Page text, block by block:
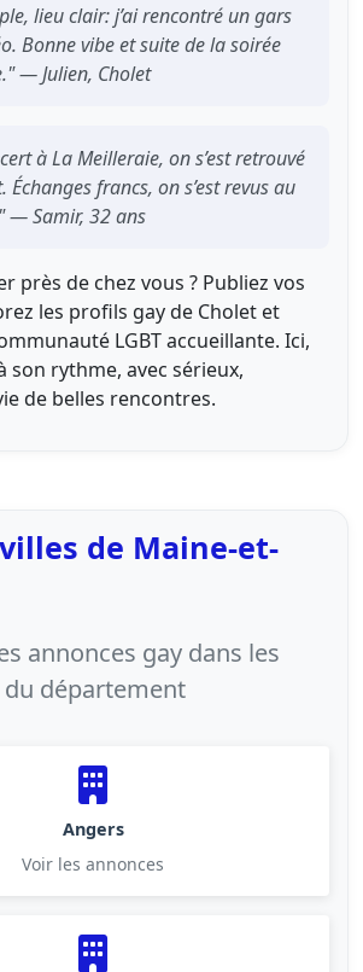
lieu clair: j’ai rencontré un gars
Bonne vibe et suite de la soirée
— Julien, Cholet
à La Meilleraie, on s’est retrouvé
Échanges francs, on s’est revus au
— Samir, 32 ans
près de chez vous ? Publiez vos
les profils gay de Cholet et
LGBT accueillante. Ici,
son rythme, avec sérieux,
de belles rencontres.
de Maine-et-
annonces gay dans les
département
Angers
Voir les annonces